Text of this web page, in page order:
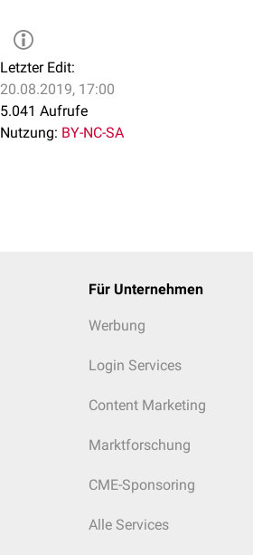
Letzter Edit:
20.08.2019, 17:00
5.041 Aufrufe
Nutzung: BY-NC-SA
Für Unternehmen
Werbung
Login Services
Content Marketing
Marktforschung
CME-Sponsoring
Alle Services